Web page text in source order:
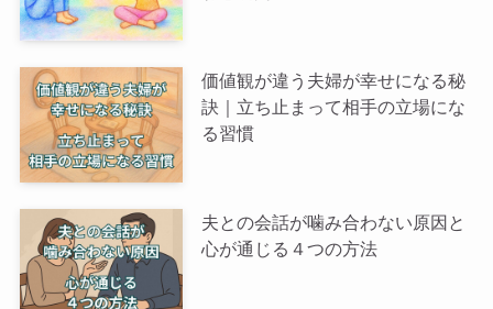
価値観が違う夫婦が幸せになる秘
訣｜立ち止まって相手の立場にな
る習慣
夫との会話が噛み合わない原因と
心が通じる４つの方法